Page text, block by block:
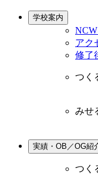
学校案内
アク
修了
つく
みせ
実績・OB／OG紹
つく